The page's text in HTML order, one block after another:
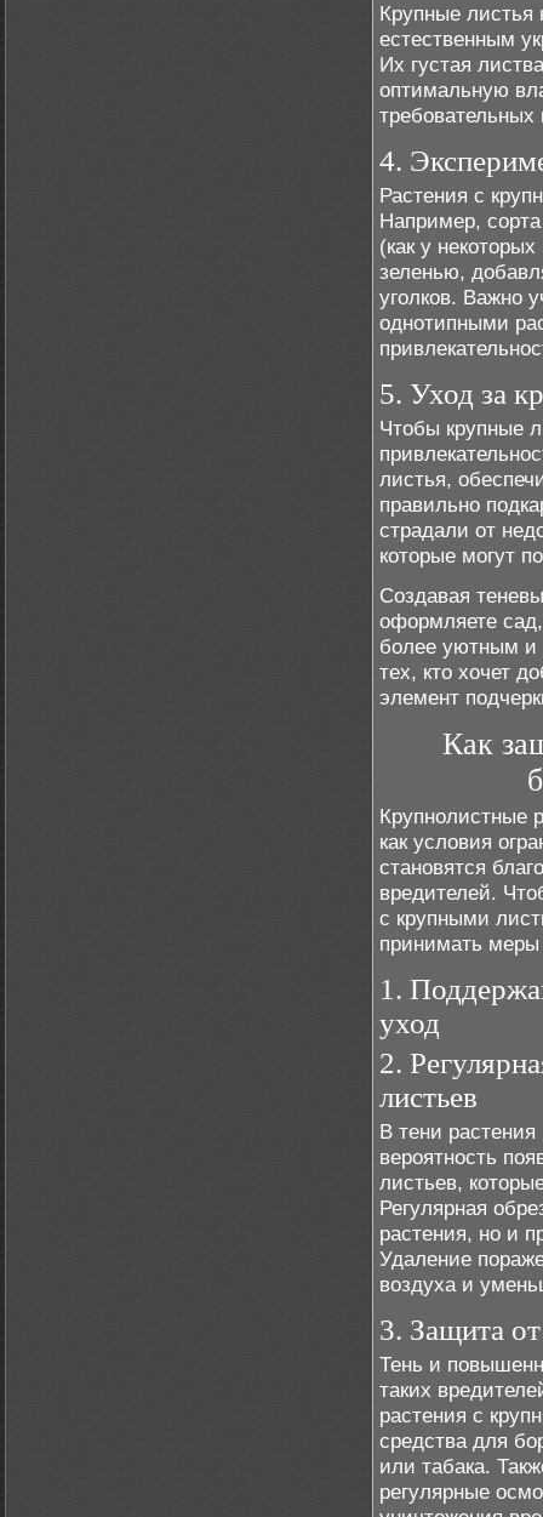
Крупные листья
естественным
Их густая
оптимальную
требовательных
4.
Растения с
Например,
(как у
зеленью,
уголков. Важно
однотипными
5. Уход за
Чтобы крупные
листья,
правильно
страдали от
которые могут
Создавая
оформляете
более уютным и
тех, кто хочет
элемент
Как
Крупнолистные
как условия
становятся
вредителей.
с крупными
принимать
1.
уход
2.
листьев
В тени растения
вероятность
листьев,
Регулярная
растения, но и
Удаление
воздуха и
3. Защита
Тень и
таких
растения с
средства для
или табака.
регулярные